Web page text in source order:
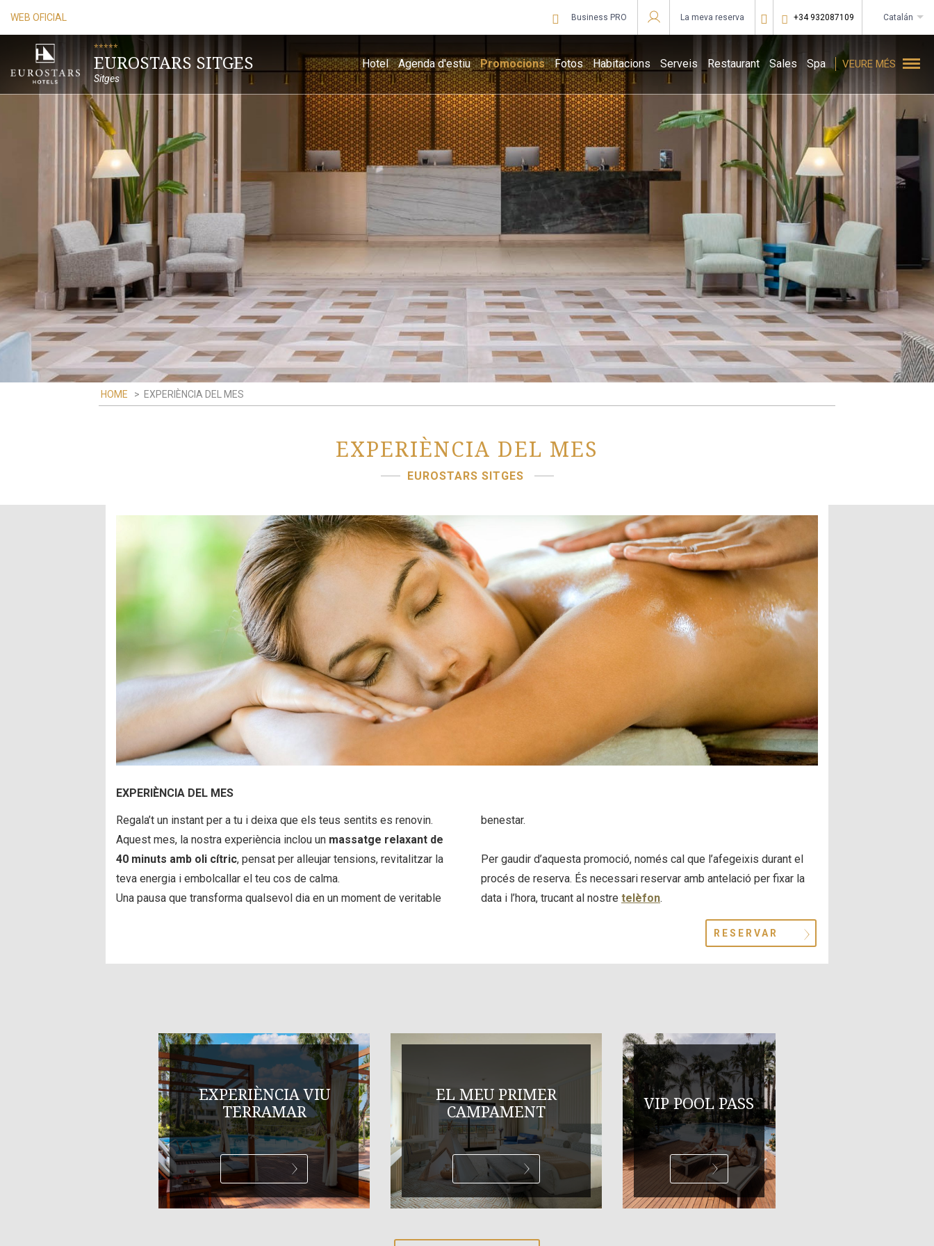
WEB OFICIAL
Business PRO
La meva reserva +34 932087109 catalán
*****
EUROSTARS SITGES
Sitges
Hotel Agenda d'estiu Promocions Fotos Habitacions Serveis Restaurant Sales Spa VEURE MÉS
HOME > EXPERIÈNCIA DEL MES
EXPERIÈNCIA DEL MES
EUROSTARS SITGES
EXPERIÈNCIA DEL MES
Regala’t un instant per a tu i deixa que els teus sentits es renovin.
Aquest mes, la nostra experiència inclou un massatge relaxant de
40 minuts amb oli cítric, pensat per alleujar tensions, revitalitzar la
teva energia i embolcallar el teu cos de calma.
Una pausa que transforma qualsevol dia en un moment de veritable
benestar.
Per gaudir d’aquesta promoció, només cal que l’afegeixis durant el
procés de reserva. És necessari reservar amb antelació per fixar la
data i l’hora, trucant al nostre telèfon.
RESERVAR
EXPERIÈNCIA VIU
TERRAMAR
EL MEU PRIMER
CAMPAMENT
VIP POOL PASS